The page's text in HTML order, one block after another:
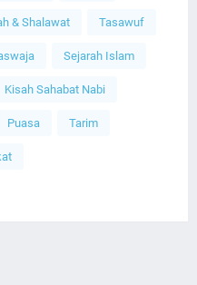
& Shalawat Tasawuf
Sejarah Islam
Kisah Sahabat Nabi
Puasa Tarim